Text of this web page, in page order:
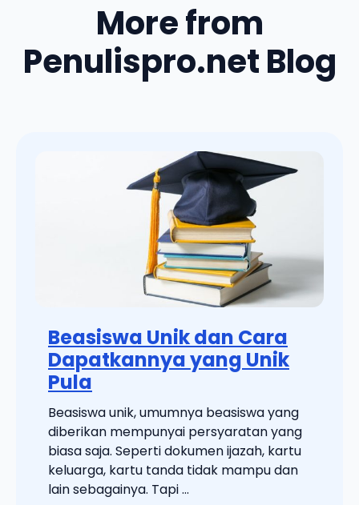
More from
Penulispro.net Blog
Beasiswa Unik dan Cara
Dapatkannya yang Unik
Pula
Beasiswa unik, umumnya beasiswa yang
diberikan mempunyai persyaratan yang
biasa saja. Seperti dokumen ijazah, kartu
keluarga, kartu tanda tidak mampu dan
lain sebagainya. Tapi ...